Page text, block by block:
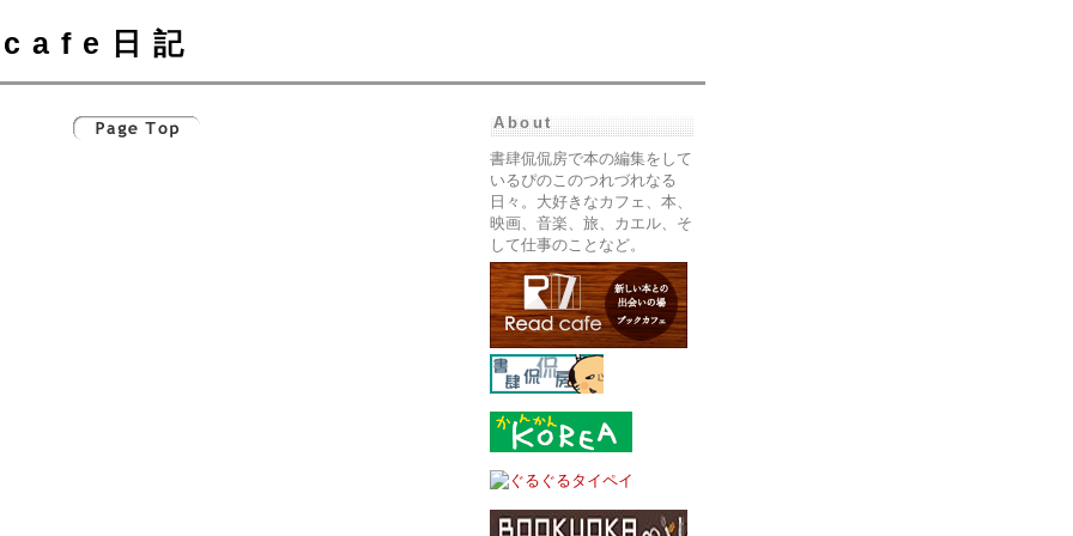
cafe日記
About
書肆侃侃房で本の編集をして
いるぴのこのつれづれなる
日々。大好きなカフェ、本、
映画、音楽、旅、カエル、そ
して仕事のことなど。